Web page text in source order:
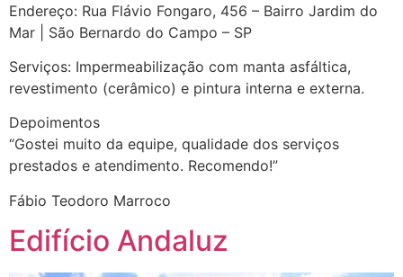
Endereço: Rua Flávio Fongaro, 456 – Bairro Jardim do
Mar | São Bernardo do Campo – SP
Serviços: Impermeabilização com manta asfáltica,
revestimento (cerâmico) e pintura interna e externa.
Depoimentos
“Gostei muito da equipe, qualidade dos serviços
prestados e atendimento. Recomendo!”
Fábio Teodoro Marroco
Edifício Andaluz